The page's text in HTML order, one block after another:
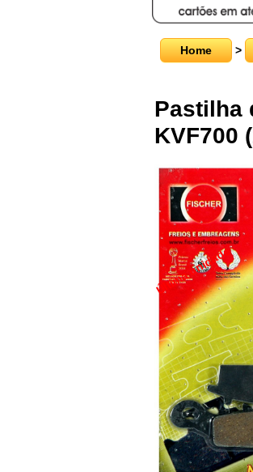
Home >
Pastilha
KVF700
Última unidade